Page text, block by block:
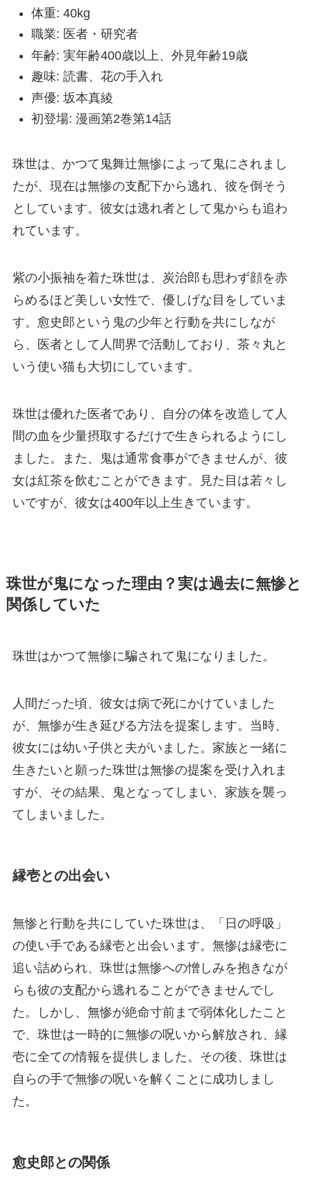
体重: 40kg
職業: 医者・研究者
年齢: 実年齢400歳以上、外見年齢19歳
趣味: 読書、花の手入れ
声優: 坂本真綾
初登場: 漫画第2巻第14話
珠世は、かつて鬼舞辻無惨によって鬼にされまし
たが、現在は無惨の支配下から逃れ、彼を倒そう
としています。彼女は逃れ者として鬼からも追わ
れています。
紫の小振袖を着た珠世は、炭治郎も思わず顔を赤
らめるほど美しい女性で、優しげな目をしていま
す。愈史郎という鬼の少年と行動を共にしなが
ら、医者として人間界で活動しており、茶々丸と
いう使い猫も大切にしています。
珠世は優れた医者であり、自分の体を改造して人
間の血を少量摂取するだけで生きられるようにし
ました。また、鬼は通常食事ができませんが、彼
女は紅茶を飲むことができます。見た目は若々し
いですが、彼女は400年以上生きています。
珠世が鬼になった理由？実は過去に無惨と
関係していた
珠世はかつて無惨に騙されて鬼になりました。
人間だった頃、彼女は病で死にかけていました
が、無惨が生き延びる方法を提案します。当時、
彼女には幼い子供と夫がいました。家族と一緒に
生きたいと願った珠世は無惨の提案を受け入れま
すが、その結果、鬼となってしまい、家族を襲っ
てしまいました。
縁壱との出会い
無惨と行動を共にしていた珠世は、「日の呼吸」
の使い手である縁壱と出会います。無惨は縁壱に
追い詰められ、珠世は無惨への憎しみを抱きなが
らも彼の支配から逃れることができませんでし
た。しかし、無惨が絶命寸前まで弱体化したこと
で、珠世は一時的に無惨の呪いから解放され、縁
壱に全ての情報を提供しました。その後、珠世は
自らの手で無惨の呪いを解くことに成功しまし
た。
愈史郎との関係